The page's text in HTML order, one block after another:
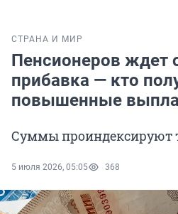
СТРАНА И МИР
Пенсионеров ждет
прибавка — кто
повышенные
Суммы проиндексируют
5 июля 2026, 05:05 368